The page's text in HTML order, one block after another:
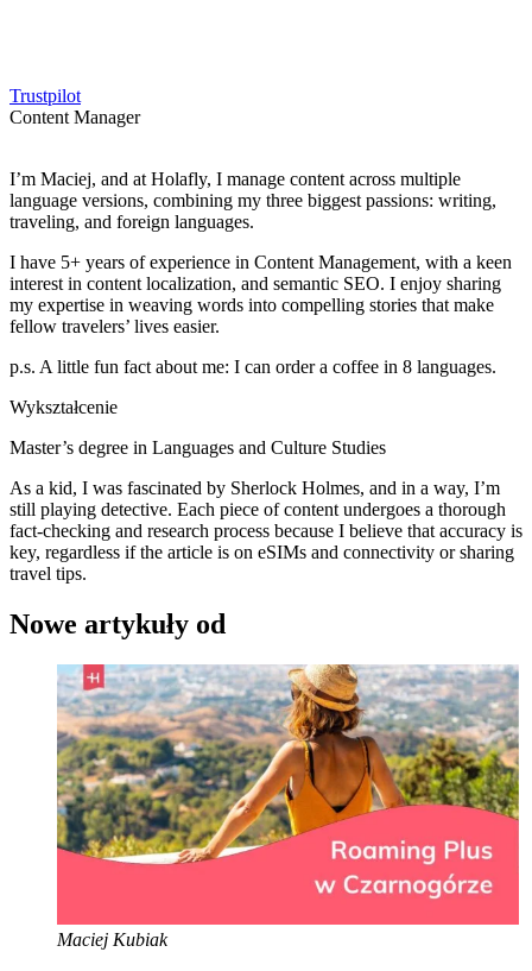
Trustpilot
Content Manager
I’m Maciej, and at Holafly, I manage content across multiple
language versions, combining my three biggest passions: writing,
traveling, and foreign languages.
I have 5+ years of experience in Content Management, with a keen
interest in content localization, and semantic SEO. I enjoy sharing
my expertise in weaving words into compelling stories that make
fellow travelers’ lives easier.
p.s. A little fun fact about me: I can order a coffee in 8 languages.
Wykształcenie
Master’s degree in Languages and Culture Studies
As a kid, I was fascinated by Sherlock Holmes, and in a way, I’m
still playing detective. Each piece of content undergoes a thorough
fact-checking and research process because I believe that accuracy is
key, regardless if the article is on eSIMs and connectivity or sharing
travel tips.
Nowe artykuły od
Maciej Kubiak